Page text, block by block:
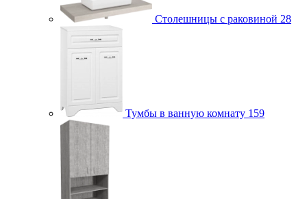
Столешницы с раковиной 28
Тумбы в ванную комнату 159